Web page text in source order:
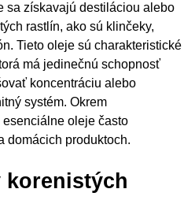
sa získavajú destiláciou alebo
rastlín, ako sú klinčeky,
Tieto oleje sú charakteristické
má jedinečnú schopnosť
koncentráciu alebo
systém. Okrem
oleje často
domácich produktoch.
korenistých